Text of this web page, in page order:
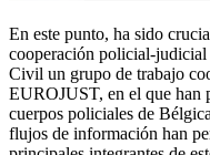
En este punto, ha sido
cooperación policial-
Civil un grupo de trabajo
EUROJUST, en el que han
cuerpos policiales de
flujos de información han